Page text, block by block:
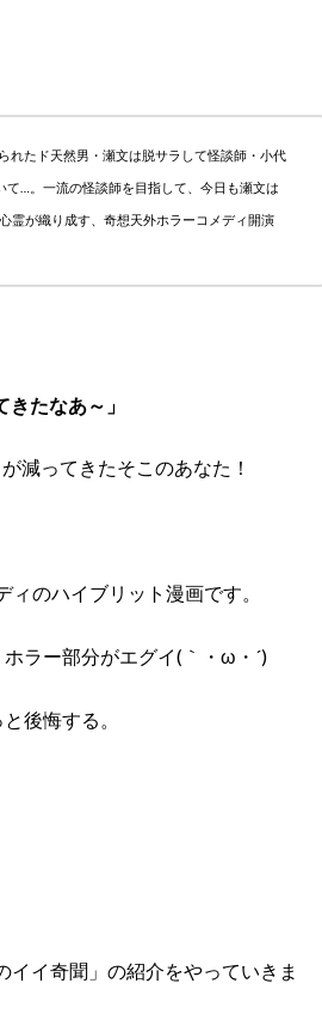
れたド天然男・瀬文は脱サラして怪談師・小代
て…。一流の怪談師を目指して、今日も瀬文は
が織り成す、奇想天外ホラーコメディ開演
きたなあ～」
減ってきたそこのあなた！
のハイブリット漫画です。
ラー部分がエグイ(｀・ω・´)ゞ
後悔する。
イ奇聞」の紹介をやっていきま